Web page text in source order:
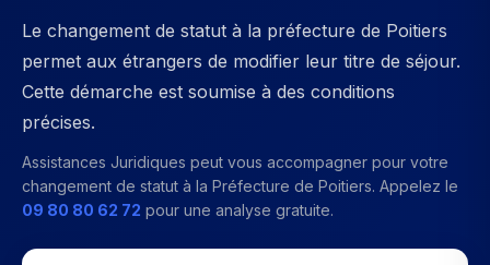
Le changement de statut à la préfecture de Poitiers
permet aux étrangers de modifier leur titre de séjour.
Cette démarche est soumise à des conditions
précises.
Assistances Juridiques peut vous accompagner pour votre
changement de statut à la Préfecture de Poitiers. Appelez le
09 80 80 62 72 pour une analyse gratuite.